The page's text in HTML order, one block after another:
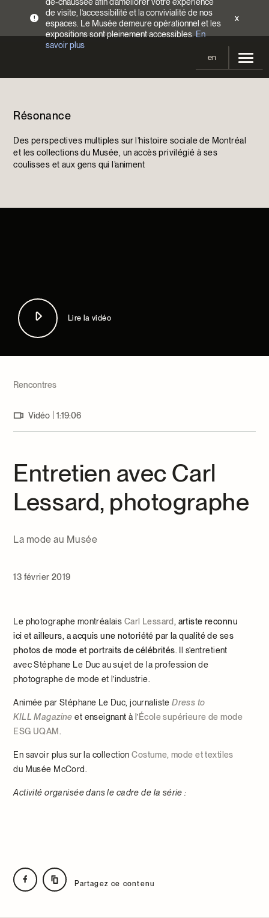
!
de visite, l’accessibilité et la convivialité de nos
espaces. Le Musée demeure opérationnel et les
expositions sont pleinement accessibles.En
savoir plus
x
en
Tarifs
Accès
En cours et à venir
Expositions passées
Activités
Calendrier
Devenir bénévole
Résonance
Des perspectives multiples sur l’histoire sociale de Montréal
et les collections du Musée, un accès privilégié à ses
coulisses et aux gens qui l’animent
Lire la vidéo
Rencontres
Vidéo 1:19:06
Entretien avec Carl
Lessard, photographe
La mode au Musée
13 février 2019
Le photographe montréalais Carl Lessard , artiste reconnu
ici et ailleurs, a acquis une notoriété par la qualité de ses
photos de mode et portraits de célébrités . Il s’entretient
avec Stéphane Le Duc au sujet de la profession de
photographe de mode et l’industrie.
Animée par Stéphane Le Duc, journalisteDress to
KILL Magazine et enseignant à l’École supérieure de mode
ESG UQAM
En savoir plus sur la collectionCostume, mode et textiles
du Musée McCord.
Activité organisée dans le cadre de la série :
Partagez ce contenu